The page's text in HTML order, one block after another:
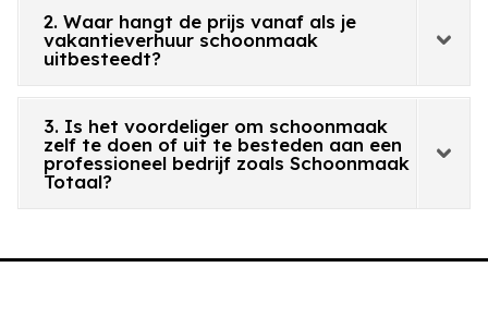
2. Waar hangt de prijs vanaf als je
vakantieverhuur schoonmaak
uitbesteedt?
3. Is het voordeliger om schoonmaak
zelf te doen of uit te besteden aan een
professioneel bedrijf zoals Schoonmaak
Totaal?